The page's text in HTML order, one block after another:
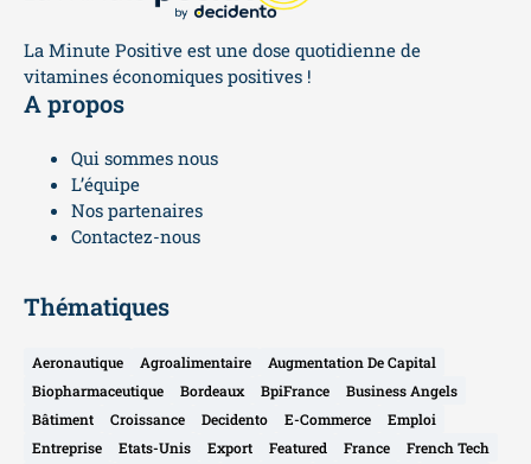
La Minute Positive est une dose quotidienne de
vitamines économiques positives !
A propos
Qui sommes nous
L’équipe
Nos partenaires
Contactez-nous
Thématiques
Aeronautique Agroalimentaire
Augmentation De Capital
Biopharmaceutique
Bordeaux BpiFrance
Business Angels
Bâtiment
Croissance Decidento E-Commerce
Emploi
Entreprise
Etats-Unis Export Featured France
French Tech